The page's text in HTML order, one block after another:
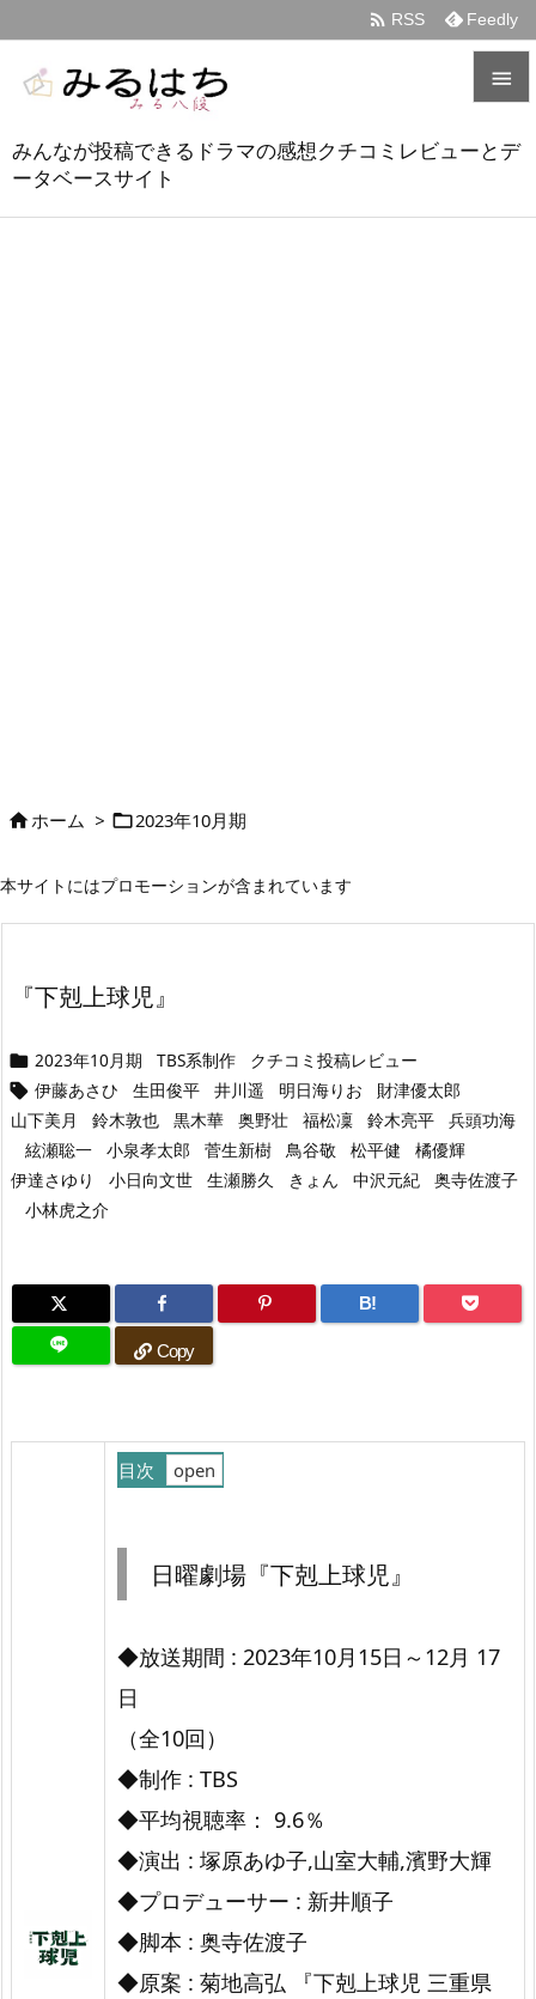
みんなが投稿できるドラマの感想クチコミレビューとデ
ータベースサイト

メニュ
 RSS Feedly
ホーム > 2023年10月期
本サイトにはプロモーションが含まれています
『下剋上球児』
 2023年10月期 TBS系制作 クチコミ投稿レビュー
 伊藤あさひ 生田俊平 井川遥 明日海りお
財津優太郎
山下美月
鈴木敦也 黒木華 奥野壮 福松凜 鈴木亮平
兵頭功海
絃瀬聡一
小泉孝太郎 菅生新樹 鳥谷敬 松平健
橘優輝
伊達さゆり
小日向文世 生瀬勝久 きょん 中沢元紀
奥寺佐渡子
小林虎之介
B!
Copy
目次
場
『下
剋
上
球
児』
日曜劇場『下剋上球児』
◆放送期間 : 2023年10月15日～12月 17
日
（全10回）
◆制作 : TBS
◆平均視聴率： 9.6％
◆演出 : 塚原あゆ子,山室大輔,濱野大輝
◆プロデューサー : 新井順子
◆脚本 : 奥寺佐渡子
◆原案 : 菊地高弘 『下剋上球児 三重県